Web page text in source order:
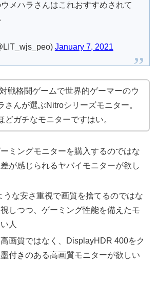
メハラさんはこれおすすめされて
January 7, 2021
戦格闘ゲームで世界的ゲーマーのウ
さんが選ぶNitroシリーズモニター。
どガチなモニターですはい。
ミングモニターを購入するのではな
が感じられるヤバイモニターが欲し
うな安さ重視で画質を捨てるのではな
しつつ、ゲーミング性能を備えたモ
人
画質ではなく、DisplayHDR 400をク
付きのある高画質モニターが欲しい